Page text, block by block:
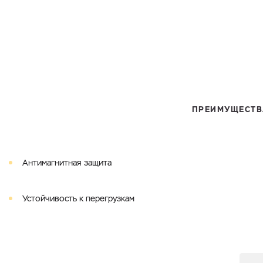
Антимагнитная защита
Устойчивость к перегрузкам